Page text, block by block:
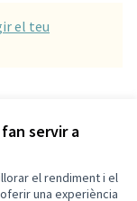
servir a
el rendiment i el
una experiència
el teu